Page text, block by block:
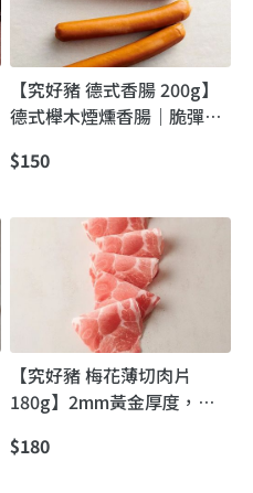
【究好豬 德式香腸 200g】
德式櫸木煙燻香腸｜脆彈多
酸鹽
$150
【究好豬 梅花薄切肉片
180g】2mm黃金厚度，一
$180